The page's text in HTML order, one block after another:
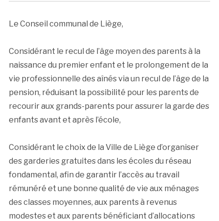
Le Conseil communal de Liège,
Considérant le recul de l’âge moyen des parents à la
naissance du premier enfant et le prolongement de la
vie professionnelle des aînés via un recul de l’âge de la
pension, réduisant la possibilité pour les parents de
recourir aux grands-parents pour assurer la garde des
enfants avant et après l’école,
Considérant le choix de la Ville de Liège d’organiser
des garderies gratuites dans les écoles du réseau
fondamental, afin de garantir l’accès au travail
rémunéré et une bonne qualité de vie aux ménages
des classes moyennes, aux parents à revenus
modestes et aux parents bénéficiant d’allocations